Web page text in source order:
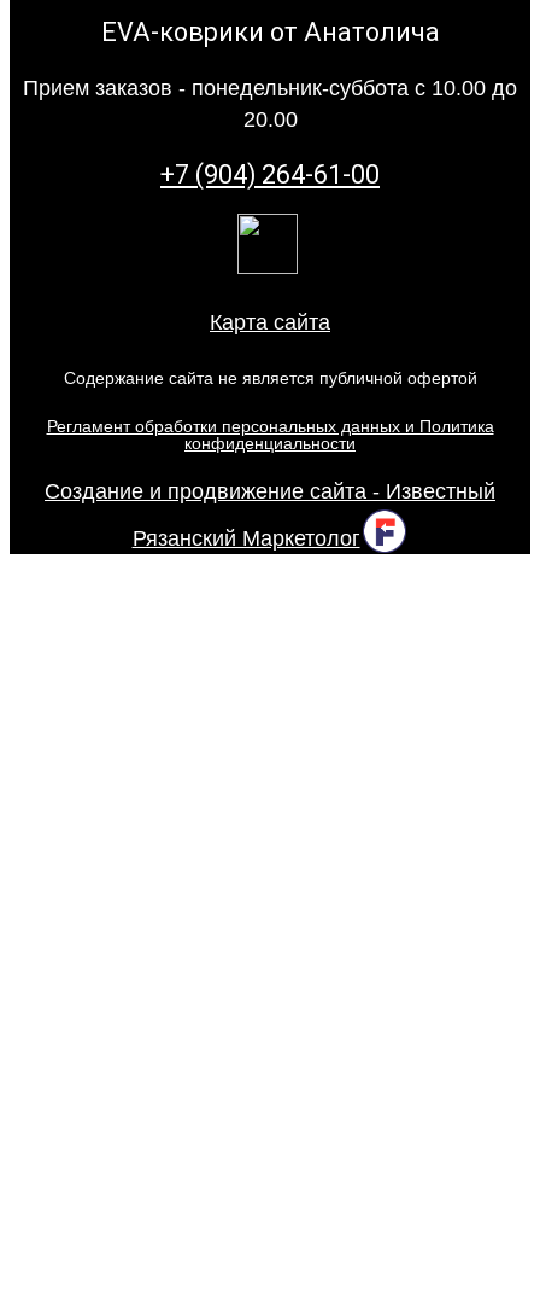
EVA-коврики от Анатолича
Прием заказов - понедельник-суббота с 10.00 до
20.00
+7 (904) 264-61-00
Карта сайта
Содержание сайта не является публичной офертой
Регламент обработки персональных данных и Политика
конфиденциальности
Создание и продвижение сайта - Известный
Рязанский Маркетолог